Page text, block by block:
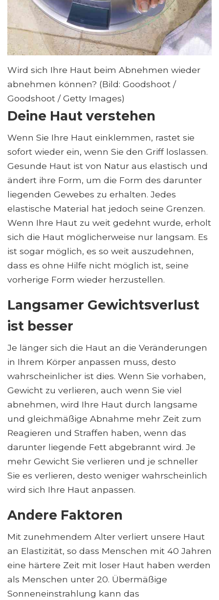
Wird sich Ihre Haut beim Abnehmen wieder
abnehmen können? (Bild: Goodshoot /
Goodshoot / Getty Images)
Deine Haut verstehen
Wenn Sie Ihre Haut einklemmen, rastet sie
sofort wieder ein, wenn Sie den Griff loslassen.
Gesunde Haut ist von Natur aus elastisch und
ändert ihre Form, um die Form des darunter
liegenden Gewebes zu erhalten. Jedes
elastische Material hat jedoch seine Grenzen.
Wenn Ihre Haut zu weit gedehnt wurde, erholt
sich die Haut möglicherweise nur langsam. Es
ist sogar möglich, es so weit auszudehnen,
dass es ohne Hilfe nicht möglich ist, seine
vorherige Form wieder herzustellen.
Langsamer Gewichtsverlust
ist besser
Je länger sich die Haut an die Veränderungen
in Ihrem Körper anpassen muss, desto
wahrscheinlicher ist dies. Wenn Sie vorhaben,
Gewicht zu verlieren, auch wenn Sie viel
abnehmen, wird Ihre Haut durch langsame
und gleichmäßige Abnahme mehr Zeit zum
Reagieren und Straffen haben, wenn das
darunter liegende Fett abgebrannt wird. Je
mehr Gewicht Sie verlieren und je schneller
Sie es verlieren, desto weniger wahrscheinlich
wird sich Ihre Haut anpassen.
Andere Faktoren
Mit zunehmendem Alter verliert unsere Haut
an Elastizität, so dass Menschen mit 40 Jahren
eine härtere Zeit mit loser Haut haben werden
als Menschen unter 20. Übermäßige
Sonneneinstrahlung kann das